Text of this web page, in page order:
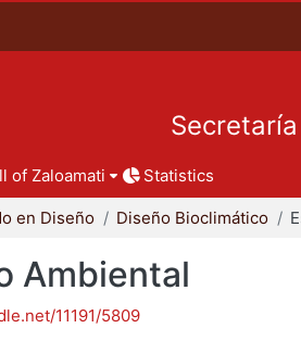
of Zaloamati Statistics
en Diseño Diseño Bioclimático
Ambiental
11191/5809